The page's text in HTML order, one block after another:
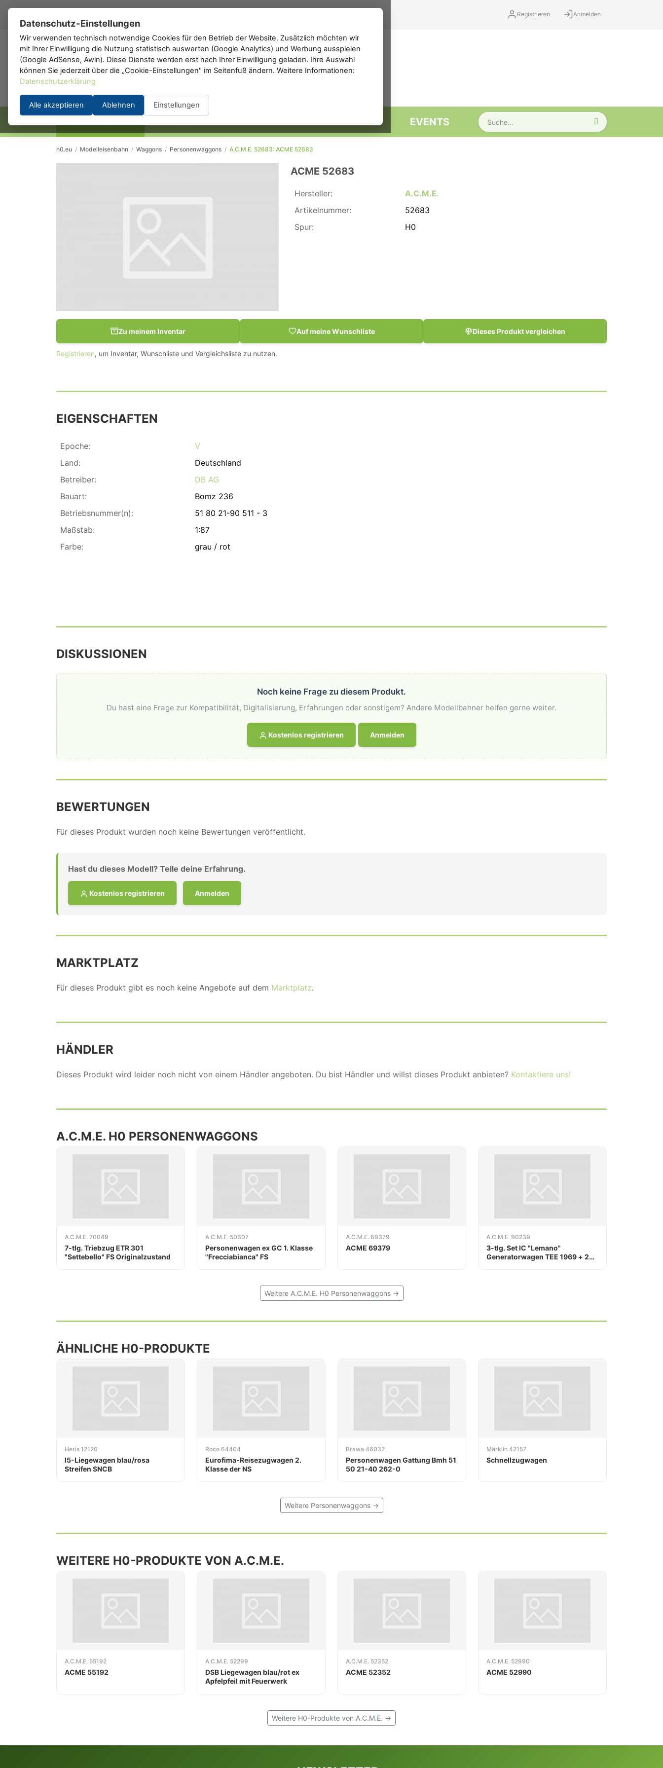
Registrieren Anmelden
h0 .de
FORUM EVENTS
h0.eu / Modelleisenbahn / Waggons / Personenwaggons / A.C.M.E. 52683: ACME 52683
ACME 52683
Hersteller:
A.C.M.E.
Artikelnummer:
52683
Spur:
H0
Zu meinem Inventar Auf meine Wunschliste Dieses Produkt vergleichen
Registrieren, um Inventar, Wunschliste und Vergleichsliste zu nutzen.
EIGENSCHAFTEN
Epoche:
V
Land:
Deutschland
Betreiber:
DB AG
Bauart:
Bomz 236
Betriebsnummer(n):
51 80 21-90 511 - 3
Maßstab:
1:87
Farbe:
grau / rot
DISKUSSIONEN
Noch keine Frage zu diesem Produkt.
Du hast eine Frage zur Kompatibilität, Digitalisierung, Erfahrungen oder sonstigem? Andere Modellbahner helfen gerne weiter.
Kostenlos registrieren Anmelden
BEWERTUNGEN
Für dieses Produkt wurden noch keine Bewertungen veröffentlicht.
Hast du dieses Modell? Teile deine Erfahrung.
Kostenlos registrieren Anmelden
MARKTPLATZ
Für dieses Produkt gibt es noch keine Angebote auf dem Marktplatz.
HÄNDLER
Dieses Produkt wird leider noch nicht von einem Händler angeboten. Du bist Händler und willst dieses Produkt anbieten? Kontaktiere uns!
A.C.M.E. H0 PERSONENWAGGONS
A.C.M.E. 70049
7-tlg. Triebzug ETR 301
"Settebello" FS Originalzustand
A.C.M.E. 50607
Personenwagen ex GC 1. Klasse
"Frecciabianca" FS
A.C.M.E. 69379
ACME 69379
A.C.M.E. 90239
3-tlg. Set IC "Lemano"
Generatorwagen TEE 1969 + 2
Weitere A.C.M.E. H0 Personenwaggons →
ÄHNLICHE H0-PRODUKTE
Heris 12120
I5-Liegewagen blau/rosa
Streifen SNCB
Roco 64404
Eurofima-Reisezugwagen 2.
Klasse der NS
Brawa 46032
Personenwagen Gattung Bmh 51
50 21-40 262-0
Märklin 42157
Schnellzugwagen
Weitere Personenwaggons →
WEITERE H0-PRODUKTE VON A.C.M.E.
A.C.M.E. 55192
ACME 55192
A.C.M.E. 52299
DSB Liegewagen blau/rot ex
Apfelpfeil mit Feuerwerk
A.C.M.E. 52352
ACME 52352
A.C.M.E. 52990
ACME 52990
Weitere H0-Produkte von A.C.M.E. →
Datenschutz-Einstellungen
Wir verwenden technisch notwendige Cookies für den Betrieb der Website. Zusätzlich möchten wir
mit Ihrer Einwilligung die Nutzung statistisch auswerten (Google Analytics) und Werbung ausspielen
(Google AdSense, Awin). Diese Dienste werden erst nach Ihrer Einwilligung geladen. Ihre Auswahl
können Sie jederzeit über die „Cookie-Einstellungen" im Seitenfuß ändern. Weitere Informationen:
Datenschutzerklärung
Alle akzeptieren Ablehnen Einstellungen